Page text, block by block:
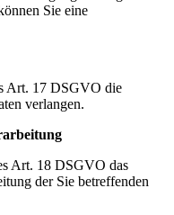
Sie eine
Art. 17 DSGVO die
verlangen.
Art. 18 DSGVO das
der Sie betreffenden